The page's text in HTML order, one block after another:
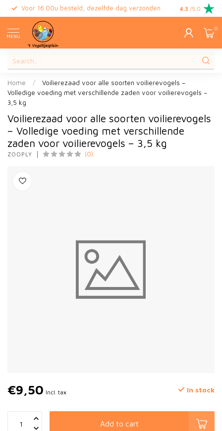
Voor 16.00u besteld, dezelfde dag verzonden Gratis
4.3 /5.0
MENU
0
Home /
Voilierezaad voor alle soorten voilierevogels –
Volledige voeding met verschillende zaden voor voilierevogels –
3,5 kg
Voilierezaad voor alle soorten voilierevogels
– Volledige voeding met verschillende
zaden voor voilierevogels – 3,5 kg
ZOOPLY (0)
€9,50 Incl. tax In stock
Add to cart